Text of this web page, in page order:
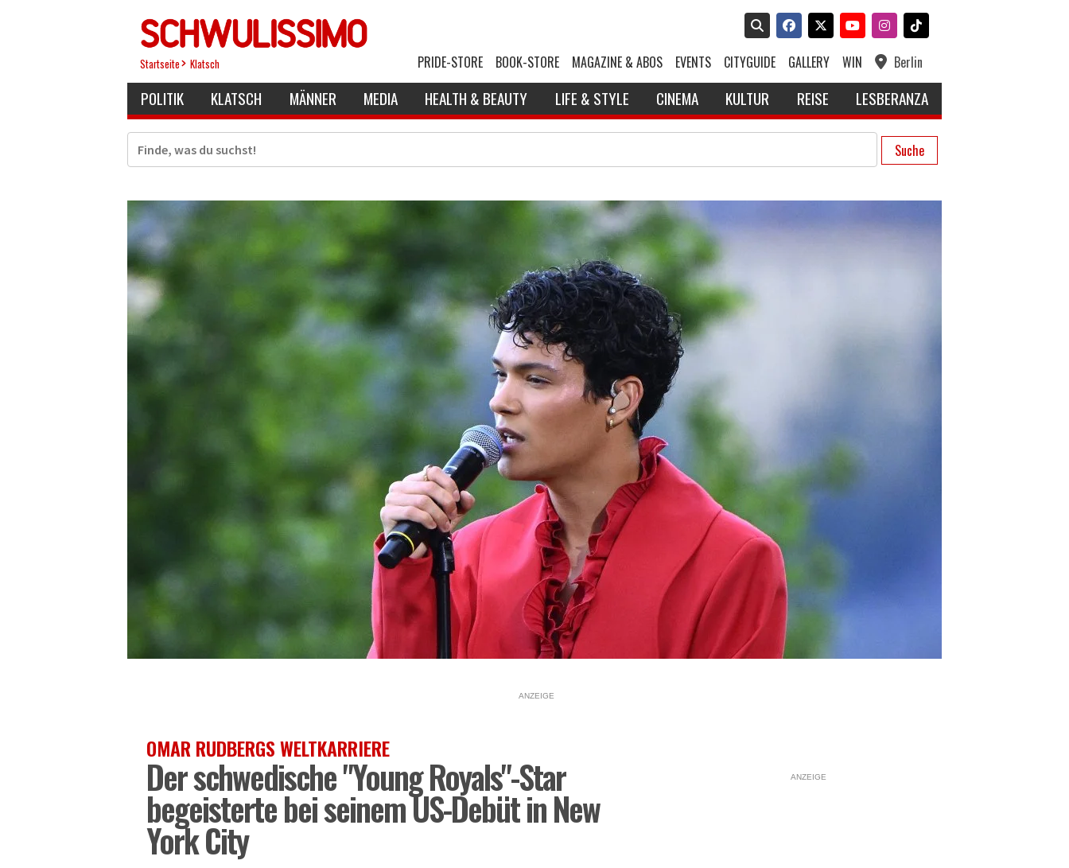
Startseite Klatsch PRIDE-STORE BOOK-STORE MAGAZINE & ABOS EVENTS CITYGUIDE GALLERY WIN Berlin
POLITIK KLATSCH MÄNNER MEDIA HEALTH & BEAUTY LIFE & STYLE CINEMA KULTUR REISE LESBERANZA
Suche
ANZEIGE
OMAR RUDBERGS WELTKARRIERE
Der schwedische "Young Royals"-Star
begeisterte bei seinem US-Debüt in New
York City
ANZEIGE